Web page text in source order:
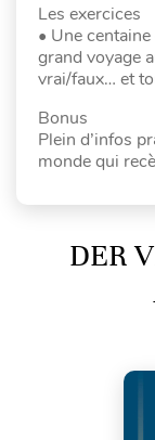
Les exercices
• Une
grand voyage
vrai/faux… et
Bonus
Plein d’infos
monde qui
DER